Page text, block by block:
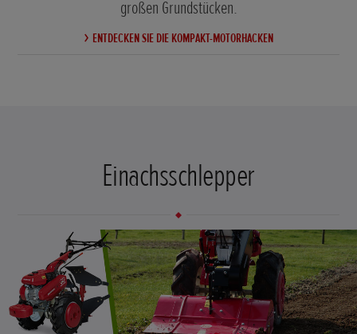
großen Grundstücken.
ENTDECKEN SIE DIE KOMPAKT-MOTORHACKEN
Einachsschlepper